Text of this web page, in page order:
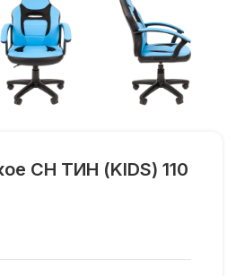
CH ТИН (KIDS) 110